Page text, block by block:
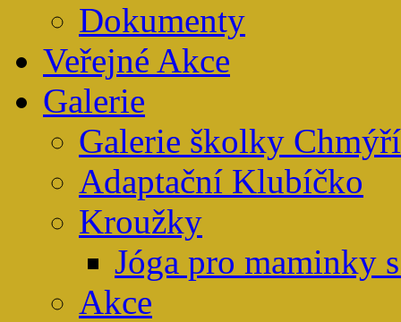
Dokumenty
Veřejné Akce
Galerie
Galerie školky
Adaptační Klubíčko
Kroužky
Jóga pro maminky
Akce